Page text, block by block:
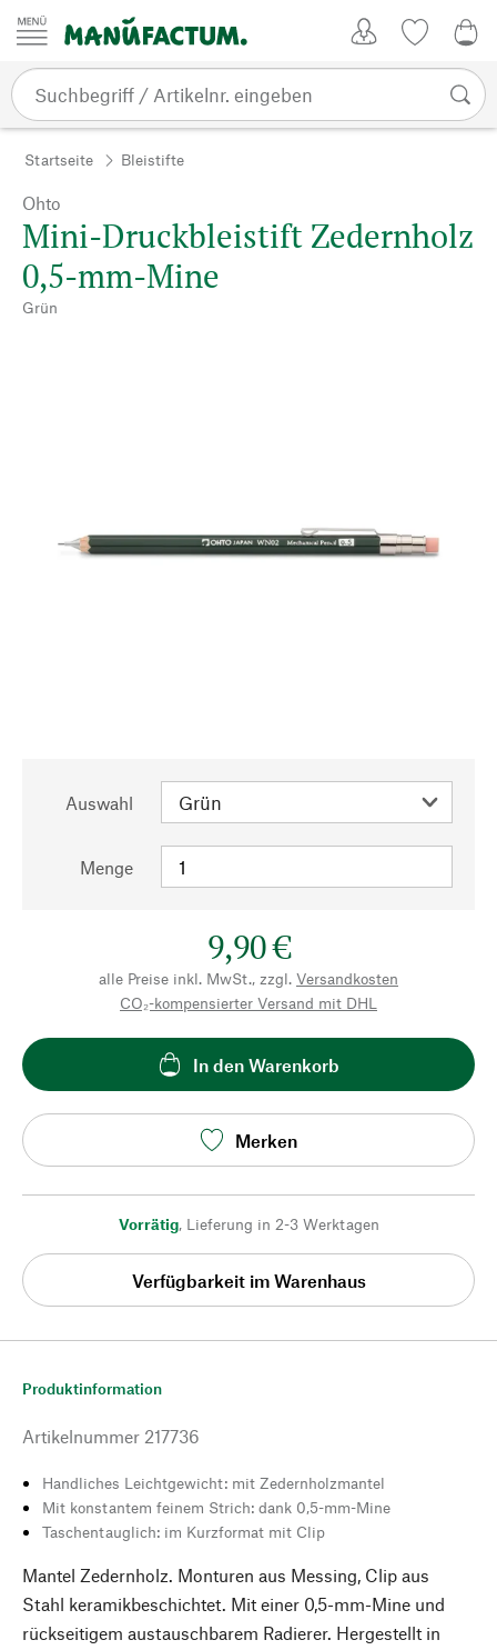
Zum Inhalt springen
Startseite Bleistifte
Ohto
Mini-Druckbleistift Zedernholz
0,5-mm-Mine
Grün
Auswahl
Menge
9,90 €
alle Preise inkl. MwSt., zzgl. Versandkosten
CO₂-kompensierter Versand mit DHL
In den Warenkorb
Merken
Vorrätig, Lieferung in 2-3 Werktagen
Verfügbarkeit im Warenhaus
Produktinformation
Artikelnummer 217736
Handliches Leichtgewicht: mit Zedernholzmantel
Mit konstantem feinem Strich: dank 0,5-mm-Mine
Taschentauglich: im Kurzformat mit Clip
Mantel Zedernholz. Monturen aus Messing, Clip aus
Stahl keramikbeschichtet. Mit einer 0,5-mm-Mine und
rückseitigem austauschbarem Radierer. Hergestellt in